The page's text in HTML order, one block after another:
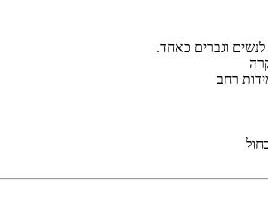
לנשים וגברים כאחד.
רחב